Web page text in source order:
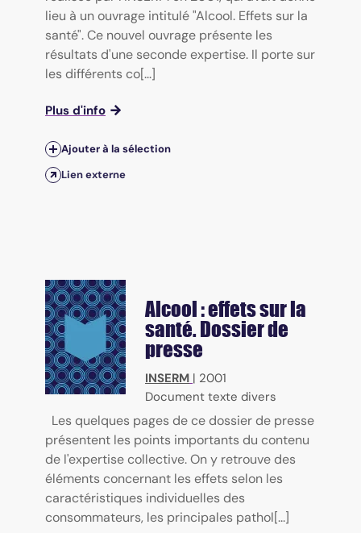
lieu à un ouvrage intitulé "Alcool. Effets sur la
santé". Ce nouvel ouvrage présente les
résultats d'une seconde expertise. Il porte sur
les différents co[...]
Plus d'info
Ajouter à la sélection
Lien externe
Alcool : effets sur la
santé. Dossier de
presse
INSERM | 2001
Document texte divers
Les quelques pages de ce dossier de presse
présentent les points importants du contenu
de l'expertise collective. On y retrouve des
éléments concernant les effets selon les
caractéristiques individuelles des
consommateurs, les principales pathol[...]